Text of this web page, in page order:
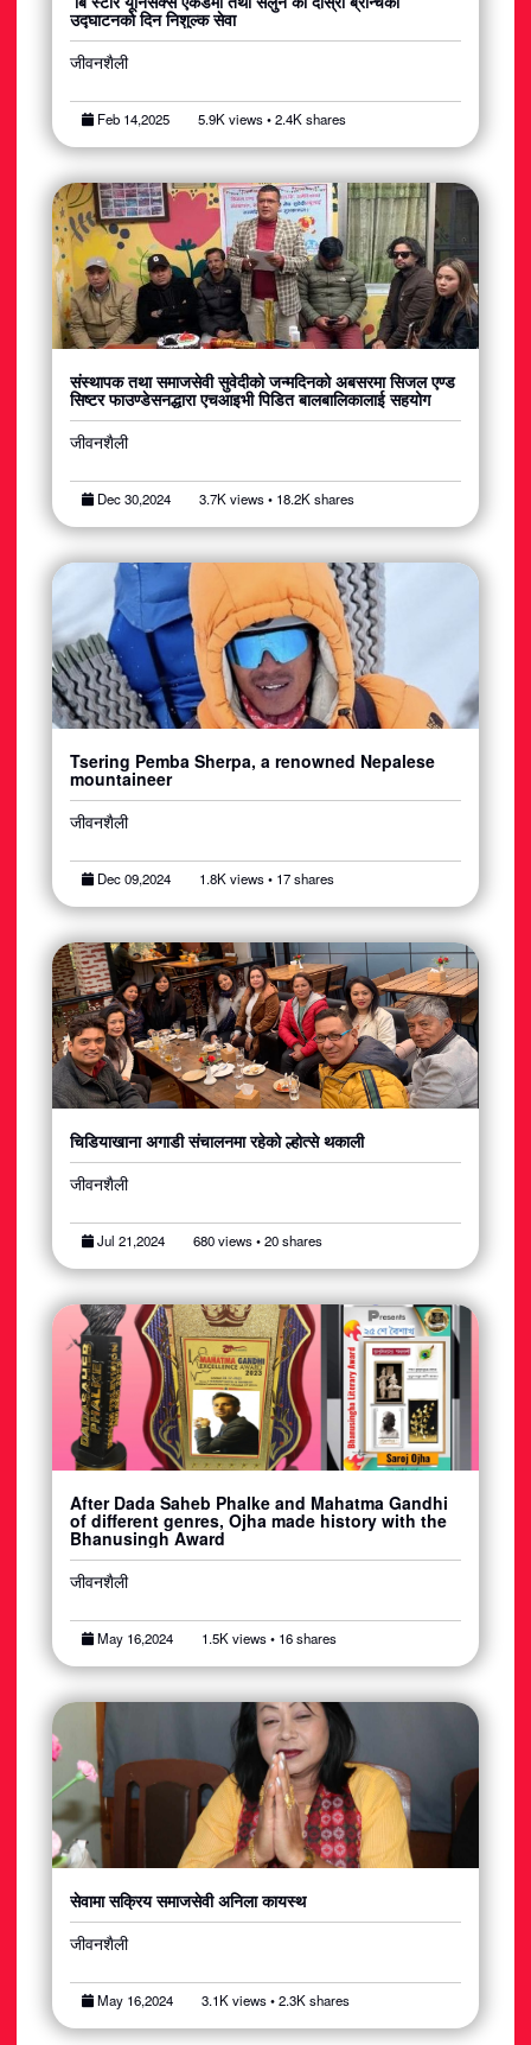
उद्घाटनको दिन निशुल्क सेवा
जीवनशैली
Feb 14,2025 5.9K views • 2.4K shares
संस्थापक तथा समाजसेवी सुवेदीको जन्मदिनको अबसरमा सिजल एण्ड
सिष्टर फाउण्डेसनद्धारा एचआइभी पिडित बालबालिकालाई सहयोग
जीवनशैली
Dec 30,2024 3.7K views • 18.2K shares
Tsering Pemba Sherpa, a renowned Nepalese
mountaineer
जीवनशैली
Dec 09,2024 1.8K views • 17 shares
चिडियाखाना अगाडी संचालनमा रहेको ल्होत्से थकाली
जीवनशैली
Jul 21,2024 680 views • 20 shares
After Dada Saheb Phalke and Mahatma Gandhi
of different genres, Ojha made history with the
Bhanusingh Award
जीवनशैली
May 16,2024 1.5K views • 16 shares
सेवामा सक्रिय समाजसेवी अनिला कायस्थ
जीवनशैली
May 16,2024 3.1K views • 2.3K shares